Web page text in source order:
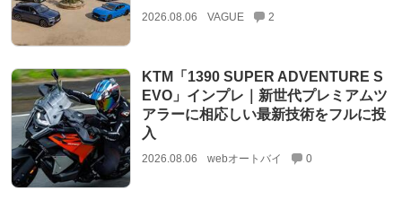
2026.08.06 VAGUE 2
KTM「1390 SUPER ADVENTURE S
EVO」インプレ｜新世代プレミアムツ
アラーに相応しい最新技術をフルに投
入
2026.08.06 webオートバイ 0